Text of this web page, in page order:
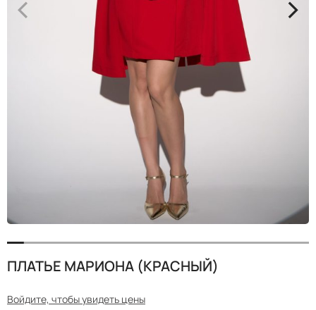
ПЛАТЬЕ МАРИОНА (КРАСНЫЙ)
Войдите, чтобы увидеть цены